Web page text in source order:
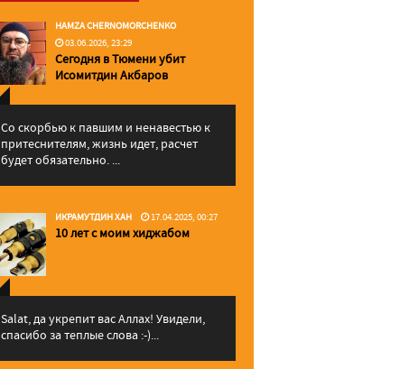
HAMZA CHERNOMORCHENKO
03.06.2026, 23:29
Сегодня в Тюмени убит
Исомитдин Акбаров
Со скорбью к павшим и ненавестью к
притеснителям, жизнь идет, расчет
будет обязательно. ...
ИКРАМУТДИН ХАН 17.04.2025, 00:27
10 лет с моим хиджабом
Salat, да укрепит вас Аллаx! Увидели,
спасибо за теплые слова :-)...